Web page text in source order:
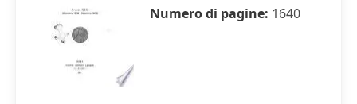
Numero di pagine: 1640